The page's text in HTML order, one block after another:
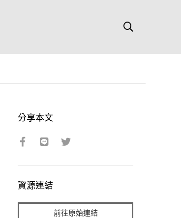
分享本文
資源連結
前往原始連結